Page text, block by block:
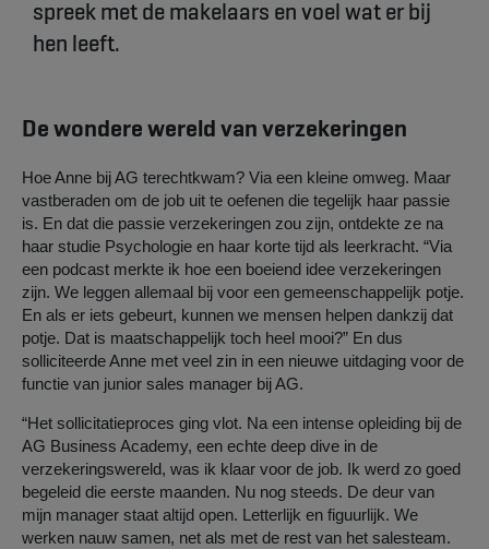
spreek met de makelaars en voel wat er bij
hen leeft.
De wondere wereld van verzekeringen
Hoe Anne bij AG terechtkwam? Via een kleine omweg. Maar
vastberaden om de job uit te oefenen die tegelijk haar passie
is. En dat die passie verzekeringen zou zijn, ontdekte ze na
haar studie Psychologie en haar korte tijd als leerkracht. “Via
een podcast merkte ik hoe een boeiend idee verzekeringen
zijn. We leggen allemaal bij voor een gemeenschappelijk potje.
En als er iets gebeurt, kunnen we mensen helpen dankzij dat
potje. Dat is maatschappelijk toch heel mooi?” En dus
solliciteerde Anne met veel zin in een nieuwe uitdaging voor de
functie van junior sales manager bij AG.
“Het sollicitatieproces ging vlot. Na een intense opleiding bij de
AG Business Academy, een echte deep dive in de
verzekeringswereld, was ik klaar voor de job. Ik werd zo goed
begeleid die eerste maanden. Nu nog steeds. De deur van
mijn manager staat altijd open. Letterlijk en figuurlijk. We
werken nauw samen, net als met de rest van het salesteam.